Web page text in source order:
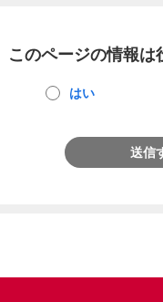
このページの情報は
はい
送信